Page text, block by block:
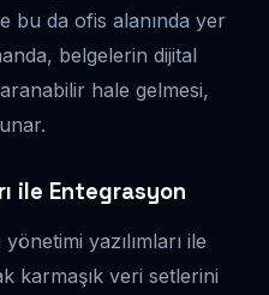
bu da ofis alanında yer
belgelerin dijital
hale gelmesi,
ile Entegrasyon
yazılımları ile
karmaşık veri setlerini